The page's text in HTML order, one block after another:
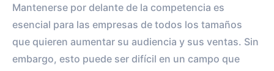
Mantenerse por delante de la competencia es
esencial para las empresas de todos los tamaños
que quieren aumentar su audiencia y sus ventas. Sin
embargo, esto puede ser difícil en un campo que